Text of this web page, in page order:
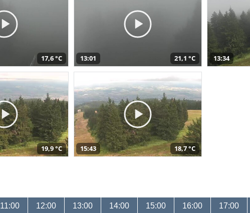
17,6 °C 13:01 21,1 °C 13:34
19,9 °C 15:43 18,7 °C
11:00 12:00 13:00 14:00 15:00 16:00 17:00